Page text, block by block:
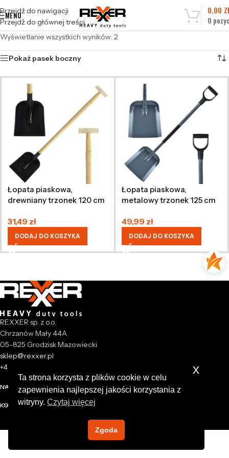
Przejdź do nawigacji
Przejdź do głównej treści
MENU
0
0,00
Wyświetlanie wszystkich wyników: 2
Pokaż pasek boczny
Łopata piaskowa,
drewniany trzonek 120 cm
31,49 zł
DODAJ DO KOSZYKA
Łopata piaskowa,
metalowy trzonek 125 cm
49,99 zł
DODAJ DO KOSZYKA
REXXER sp. z o.o.
Chrzanów Mały 44A
05-825 Grodzisk Mazowiecki
sklep@rexxer.pl
+48 512 477 473
NASZA FIRMA
KONTO
Ta strona korzysta z plików cookie w celu
zapewnienia najlepszej jakości korzystania z
witryny.Czytaj więcej
Zgoda
x